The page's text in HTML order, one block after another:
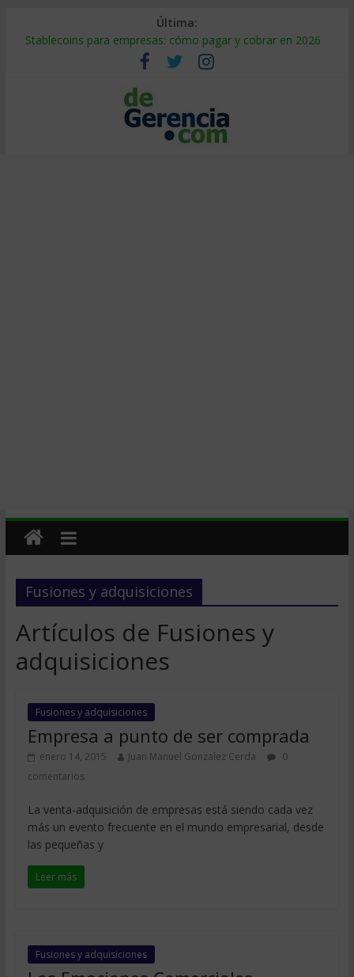
Última:
Stablecoins para empresas: cómo pagar y cobrar en 2026
Despido silencioso: qué es y por qué sale tan caro
IA en selección de personal: cómo auditarla a tiempo
Trabajo forzoso en la cadena de suministro: qué hacer
Mercado hispano de EE. UU.: cómo segmentarlo y venderle
Fusiones y adquisiciones
Artículos de Fusiones y
adquisiciones
Fusiones y adquisiciones
Empresa a punto de ser comprada
enero 14, 2015 Juan Manuel Gonzalez Cerda
0
comentarios
La venta-adquisición de empresas está siendo cada vez
más un evento frecuente en el mundo empresarial, desde
las pequeñas y
Leer más
Fusiones y adquisiciones